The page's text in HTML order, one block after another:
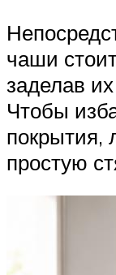
чаши
заделав
Чтобы
покрытия,
простую